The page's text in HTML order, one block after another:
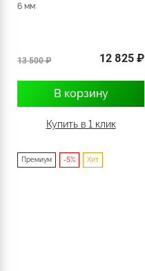
6 мм
13 500 ₽ 12 825 ₽
В корзину
Купить в 1 клик
Премиум -5% Хит